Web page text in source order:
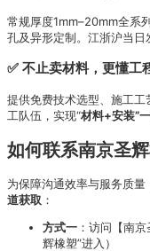
常规厚度1mm–20mm全系
孔及异形定制。江浙沪当日
✅ 不止卖材料，更懂工
提供免费技术选型、施工
工队伍，实现“材料+安装”
如何联系南京圣
为保障沟通效率与服务质量
道获取 ：
方式一 ：访问【南
辉橡塑”进入）